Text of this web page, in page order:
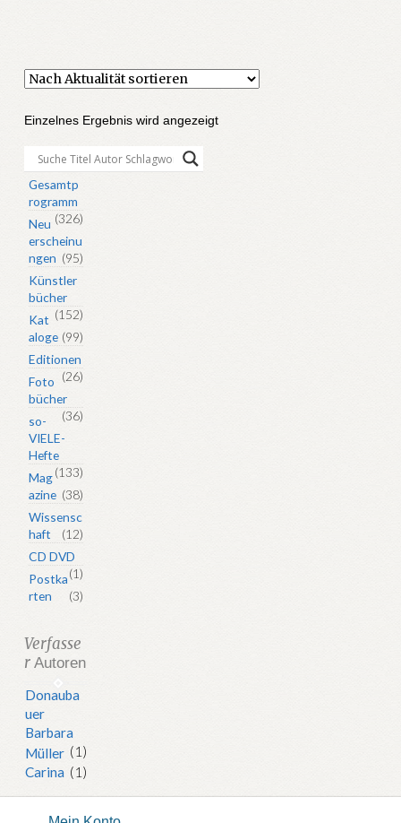
Einzelnes Ergebnis wird angezeigt
Gesamtp
rogramm
(326)
Neu
erscheinu
ngen (95)
Künstler
bücher
(152)
Kat
aloge (99)
Editionen
(26)
Foto
bücher
(36)
so-
VIELE-
Hefte
(133)
Mag
azine (38)
Wissensc
haft
(12)
CD DVD
(1)
Postka
rten
(3)
Verfasse
r Autoren
Donauba
uer
Barbara
(1)
Müller
Carina (1)